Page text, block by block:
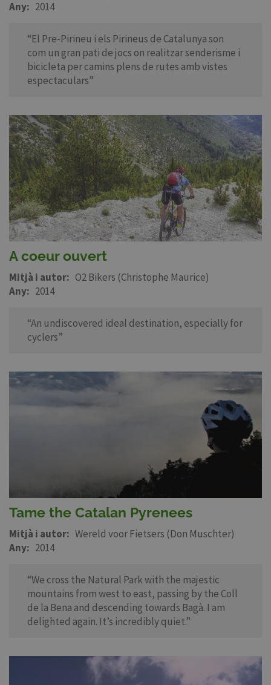
Any
2014
“El Pre-Pirineu i els Pirineus de Catalunya son
com un gran pati de jocs on realitzar senderisme i
bicicleta per camins plens de rutes amb vistes
espectaculars”
A coeur ouvert
Mitjà i autor
O2 Bikers (Christophe Maurice)
Any
2014
“An undiscovered ideal destination, especially for
cyclers”
Tame the Catalan Pyrenees
Mitjà i autor
Wereld voor Fietsers (Don Muschter)
Any
2014
“We cross the Natural Park with the majestic
mountains from west to east, passing by the Coll
de la Bena and descending towards Bagà. I am
delighted again. It’s incredibly quiet.”